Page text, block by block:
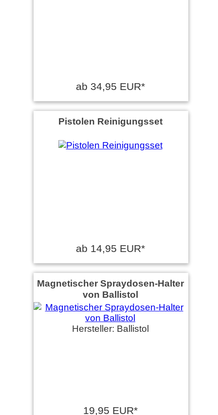
ab 34,95 EUR*
Pistolen Reinigungsset
ab 14,95 EUR*
Magnetischer Spraydosen-Halter
von Ballistol
Hersteller: Ballistol
19,95 EUR*